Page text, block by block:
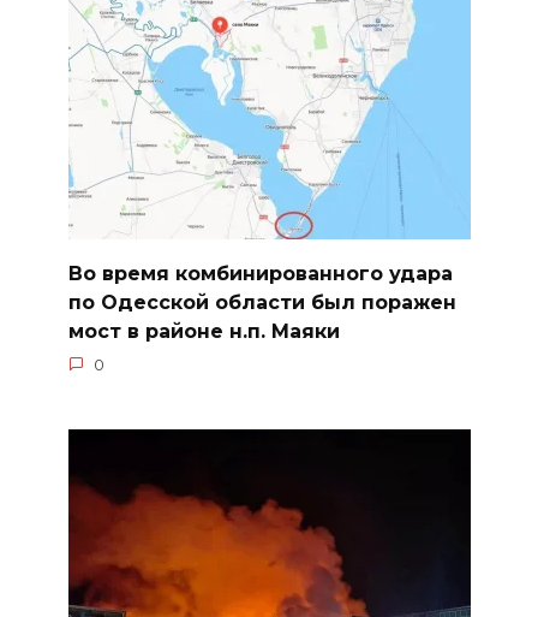
Во время комбинированного удара
по Одесской области был поражен
мост в районе н.п. Маяки
0